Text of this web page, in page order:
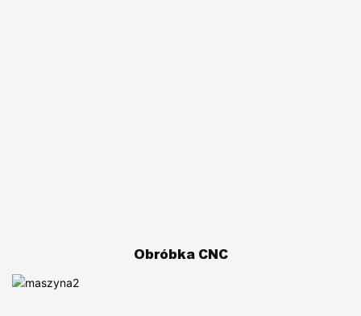
Obróbka CNC